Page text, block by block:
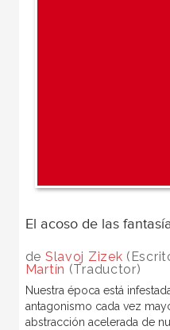
El acoso de las
de Slavoj Zizek
Martín (Traductor)
Nuestra época está
antagonismo cada vez
abstracción acelerada de